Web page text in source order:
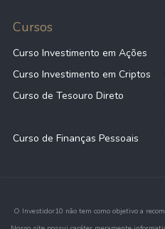
Cursos
Curso Investimento em Ações
Curso Investimento em Criptos
Curso de Tesouro Direto
Curso de Finanças Pessoais
O Investidor10 não tem como objetivo a